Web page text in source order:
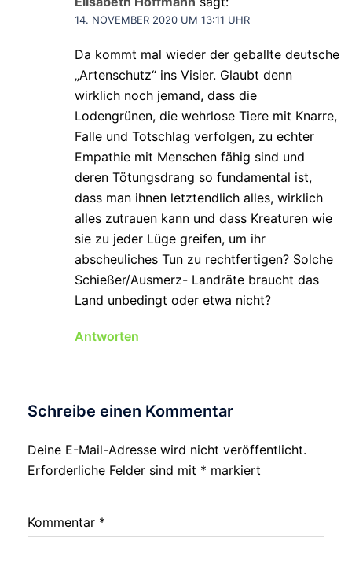
14. NOVEMBER 2020 UM 13:11 UHR
Da kommt mal wieder der geballte deutsche
„Artenschutz“ ins Visier. Glaubt denn
wirklich noch jemand, dass die
Lodengrünen, die wehrlose Tiere mit Knarre,
Falle und Totschlag verfolgen, zu echter
Empathie mit Menschen fähig sind und
deren Tötungsdrang so fundamental ist,
dass man ihnen letztendlich alles, wirklich
alles zutrauen kann und dass Kreaturen wie
sie zu jeder Lüge greifen, um ihr
abscheuliches Tun zu rechtfertigen? Solche
Schießer/Ausmerz- Landräte braucht das
Land unbedingt oder etwa nicht?
Antworten
Schreibe einen Kommentar
Deine E-Mail-Adresse wird nicht veröffentlicht.
Erforderliche Felder sind mit * markiert
Kommentar *